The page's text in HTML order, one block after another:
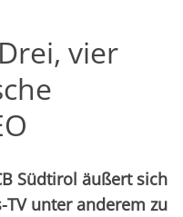
vier
Südtirol äußert sich
unter anderem zu